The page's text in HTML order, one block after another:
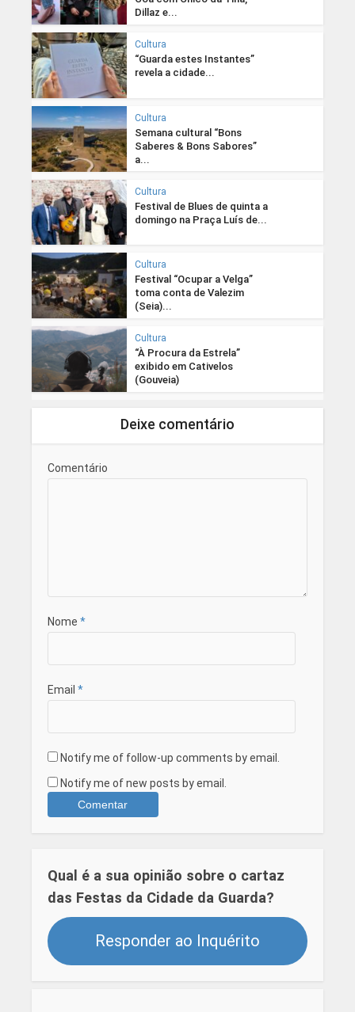
Dillaz e...
Cultura
“Guarda estes Instantes”
revela a cidade...
Cultura
Semana cultural “Bons
Saberes & Bons Sabores”
a...
Cultura
Festival de Blues de quinta a
domingo na Praça Luís de...
Cultura
Festival “Ocupar a Velga”
toma conta de Valezim
(Seia)...
Cultura
“À Procura da Estrela”
exibido em Cativelos
(Gouveia)
Deixe comentário
Comentário
Nome *
Email *
Notify me of follow-up comments by email.
Notify me of new posts by email.
Qual é a sua opinião sobre o cartaz
das Festas da Cidade da Guarda?
Responder ao Inquérito